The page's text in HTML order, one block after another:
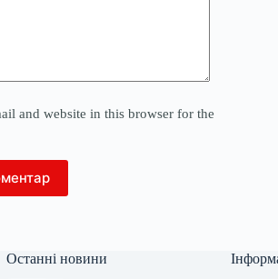
and website in this browser for the
Останні новини